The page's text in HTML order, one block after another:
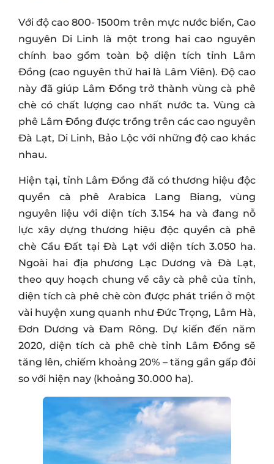
Với độ cao 800- 1500m trên mực nước biển, Cao
nguyên Di Linh là một trong hai cao nguyên
chính bao gồm toàn bộ diện tích tỉnh Lâm
Đồng (cao nguyên thứ hai là Lâm Viên). Độ cao
này đã giúp Lâm Đồng trở thành vùng cà phê
chè có chất lượng cao nhất nước ta. Vùng cà
phê Lâm Đồng được trồng trên các cao nguyên
Đà Lạt, Di Linh, Bảo Lộc với những độ cao khác
nhau.
Hiện tại, tỉnh Lâm Đồng đã có thương hiệu độc
quyền cà phê Arabica Lang Biang, vùng
nguyên liệu với diện tích 3.154 ha và đang nỗ
lực xây dựng thương hiệu độc quyền cà phê
chè Cầu Đất tại Đà Lạt với diện tích 3.050 ha.
Ngoài hai địa phương Lạc Dương và Đà Lạt,
theo quy hoạch chung về cây cà phê của tỉnh,
diện tích cà phê chè còn được phát triển ở một
vài huyện xung quanh như Đức Trọng, Lâm Hà,
Đơn Dương và Đam Rông. Dự kiến đến năm
2020, diện tích cà phê chè tỉnh Lâm Đồng sẽ
tăng lên, chiếm khoảng 20% – tăng gần gấp đôi
so với hiện nay (khoảng 30.000 ha).